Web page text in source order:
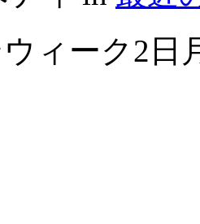
ィーク2日